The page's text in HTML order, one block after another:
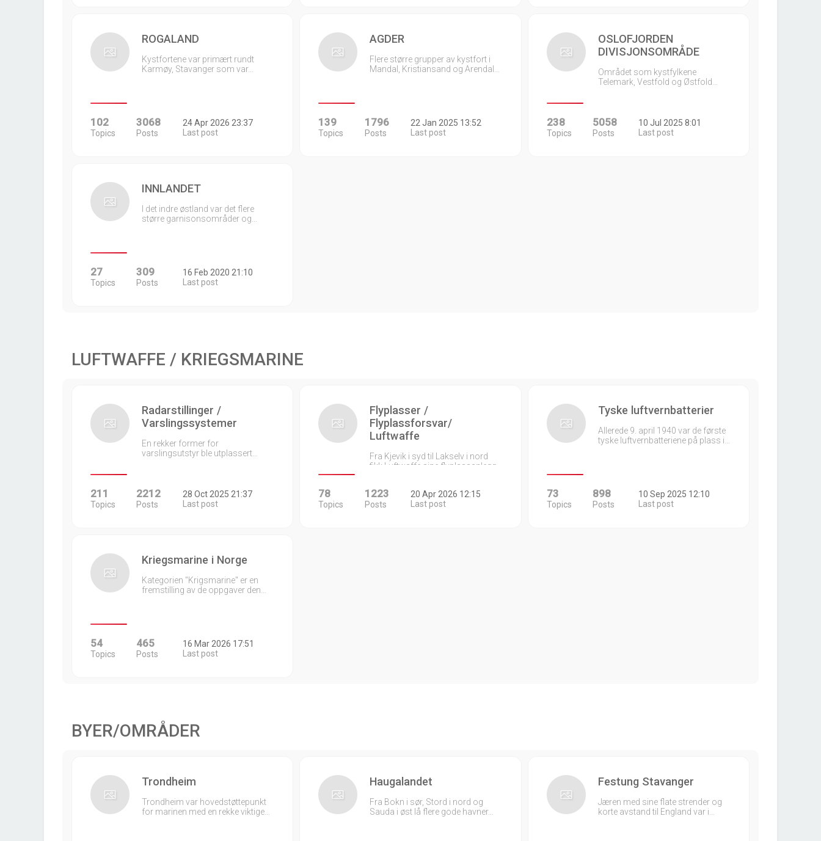
ROGALAND
Kystfortene var primært rundt
Karmøy, Stavanger som var…
102
Topics
3068
Posts
24 Apr 2026 23:37
Last post
AGDER
Flere større grupper av kystfort i
Mandal, Kristiansand og Arendal…
139
Topics
1796
Posts
22 Jan 2025 13:52
Last post
OSLOFJORDEN
DIVISJONSOMRÅDE
Området som kystfylkene
Telemark, Vestfold og Østfold…
238
Topics
5058
Posts
10 Jul 2025 8:01
Last post
INNLANDET
I det indre østland var det flere
større garnisonsområder og…
27
Topics
309
Posts
16 Feb 2020 21:10
Last post
LUFTWAFFE / KRIEGSMARINE
Radarstillinger /
Varslingssystemer
En rekker former for
varslingsutstyr ble utplassert…
211
Topics
2212
Posts
28 Oct 2025 21:37
Last post
Flyplasser /
Flyplassforsvar/
Luftwaffe
Fra Kjevik i syd til Lakselv i nord
fikk Luftwaffe sine flyplassanlegg…
78
Topics
1223
Posts
20 Apr 2026 12:15
Last post
Tyske luftvernbatterier
Allerede 9. april 1940 var de første
tyske luftvernbatteriene på plass i…
73
Topics
898
Posts
10 Sep 2025 12:10
Last post
Kriegsmarine i Norge
Kategorien "Krigsmarine" er en
fremstilling av de oppgaver den…
54
Topics
465
Posts
16 Mar 2026 17:51
Last post
BYER/OMRÅDER
Trondheim
Trondheim var hovedstøttepunkt
for marinen med en rekke viktige…
Haugalandet
Fra Bokn i sør, Stord i nord og
Sauda i øst lå flere gode havner…
Festung Stavanger
Jæren med sine flate strender og
korte avstand til England var i…